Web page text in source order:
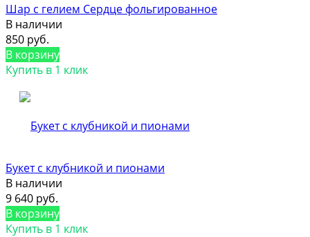
Шар с гелием Сердце фольгированное
В наличии
850 руб.
В корзину
Купить в 1 клик
Букет с клубникой и пионами
В наличии
9 640 руб.
В корзину
Купить в 1 клик